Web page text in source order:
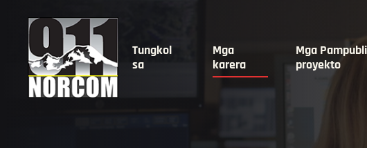
Tungkol
sa
Mga
karera
Mga
proyekto